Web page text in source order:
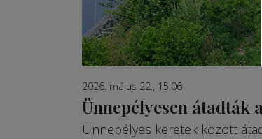
2026. május 22., 15:06
Ünnepélyesen
Ünnepélyes keretek között